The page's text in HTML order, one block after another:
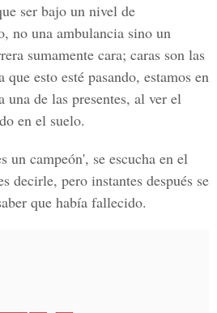
ser bajo un nivel de
no una ambulancia sino un
sumamente cara; caras son las
esto esté pasando, estamos en
una de las presentes, al ver el
en el suelo.
un campeón', se escucha en el
decirle, pero instantes después se
que había fallecido.